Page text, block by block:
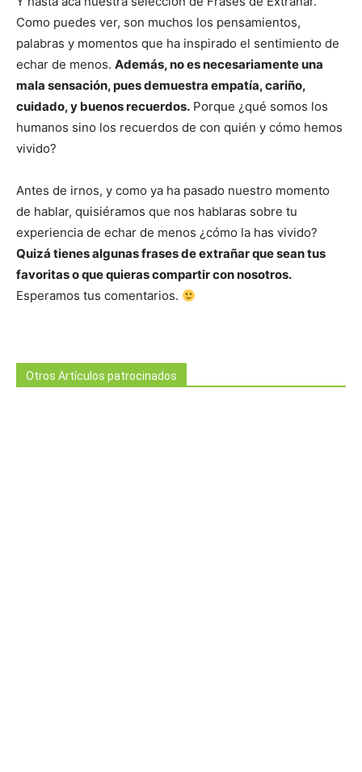
Como puedes ver, son muchos los pensamientos,
palabras y momentos que ha inspirado el sentimiento de
echar de menos. Además, no es necesariamente una
mala sensación, pues demuestra empatía, cariño,
cuidado, y buenos recuerdos. Porque ¿qué somos los
humanos sino los recuerdos de con quién y cómo hemos
vivido?
Antes de irnos, y como ya ha pasado nuestro momento
de hablar, quisiéramos que nos hablaras sobre tu
experiencia de echar de menos ¿cómo la has vivido?
Quizá tienes algunas frases de extrañar que sean tus
favoritas o que quieras compartir con nosotros.
Esperamos tus comentarios.
Otros Artículos patrocinados